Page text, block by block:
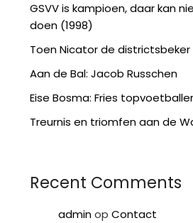
GSVV is kampioen, daar kan
doen (1998)
Toen Nicator de districtsbeker
Aan de Bal: Jacob Russchen
Eise Bosma: Fries
Treurnis en triomfen aan de
Recent Comments
adminopContact